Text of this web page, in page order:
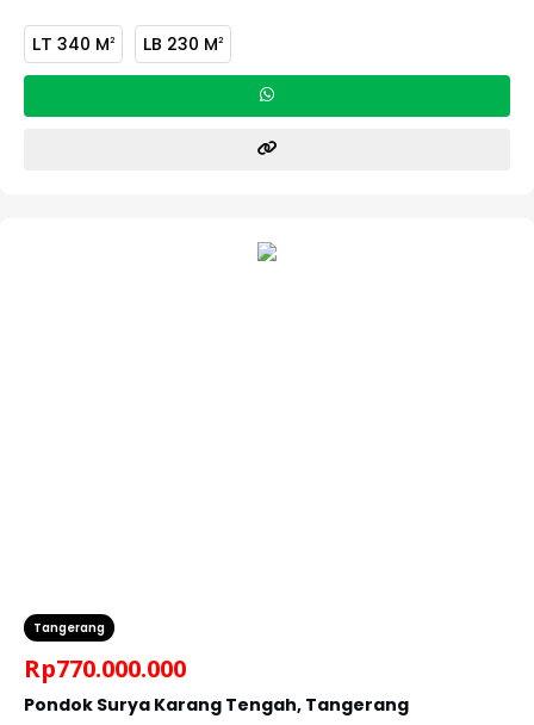
LT 340 M2 LB 230 M2
Tangerang
Rp770.000.000
Pondok Surya Karang Tengah, Tangerang